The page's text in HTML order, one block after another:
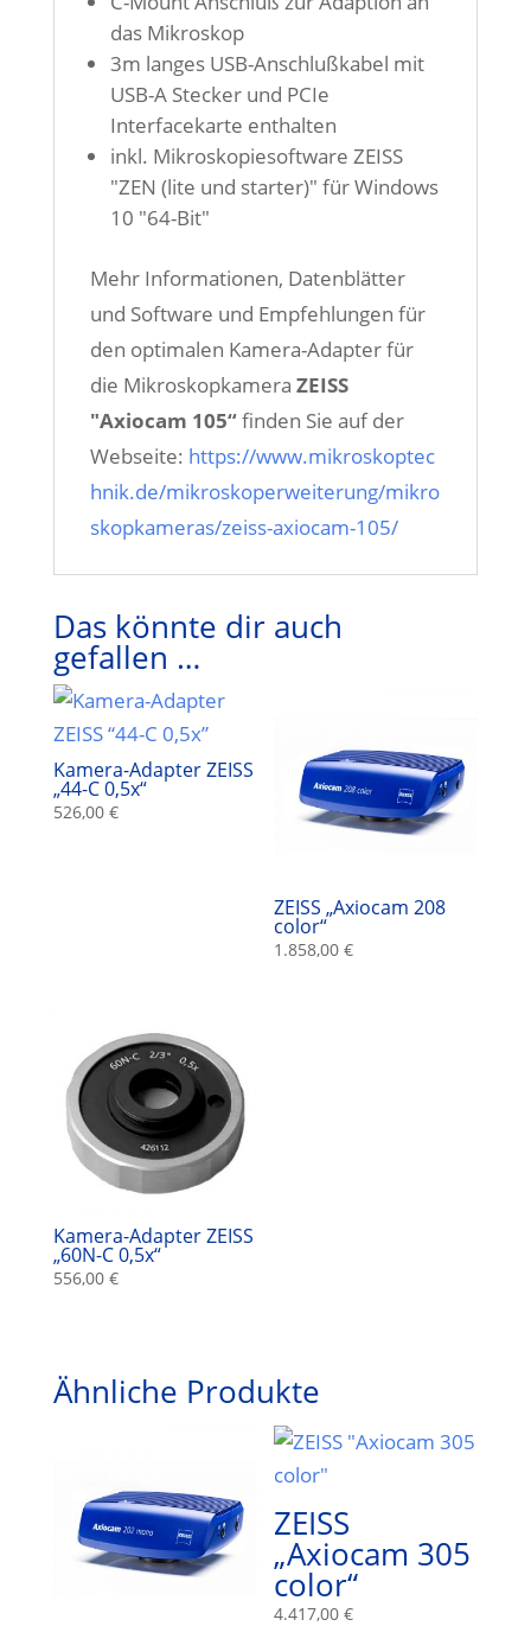
das Mikroskop
3m langes USB-Anschlußkabel mit
USB-A Stecker und PCIe
Interfacekarte enthalten
inkl. Mikroskopiesoftware ZEISS
"ZEN (lite und starter)" für Windows
10 "64-Bit"
Mehr Informationen, Datenblätter
und Software und Empfehlungen für
den optimalen Kamera-Adapter für
die Mikroskopkamera ZEISS
"Axiocam 105“finden Sie auf der
Webseite: https://www.mikroskoptec
hnik.de/mikroskoperweiterung/mikro
skopkameras/zeiss-axiocam-105/
Das könnte dir auch
gefallen …
Kamera-Adapter ZEISS
„44-C 0,5x“
526,00 €
ZEISS „Axiocam 208
color“
1.858,00€
Kamera-Adapter ZEISS
„60N-C 0,5x“
556,00 €
Ähnliche Produkte
ZEISS
„Axiocam 305
color“
4.417,00€